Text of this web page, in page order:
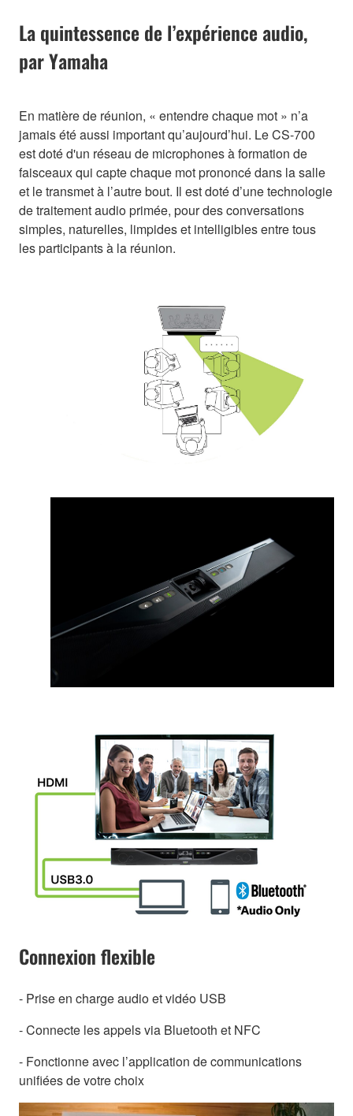
La quintessence de l’expérience audio,
par Yamaha
En matière de réunion, « entendre chaque mot » n’a
jamais été aussi important qu’aujourd’hui. Le CS-700
est doté d'un réseau de microphones à formation de
faisceaux qui capte chaque mot prononcé dans la salle
et le transmet à l’autre bout. Il est doté d’une technologie
de traitement audio primée, pour des conversations
simples, naturelles, limpides et intelligibles entre tous
les participants à la réunion.
Connexion flexible
- Prise en charge audio et vidéo USB
- Connecte les appels via Bluetooth et NFC
- Fonctionne avec l’application de communications
unifiées de votre choix